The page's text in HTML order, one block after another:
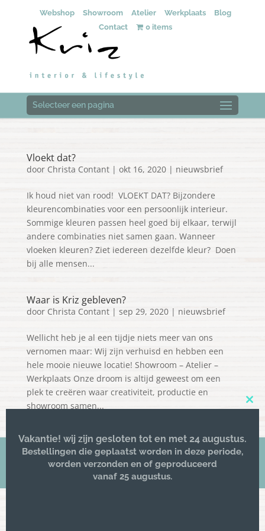
Webshop Showroom Atelier Werkplaats
Blog
Contact
0 items
Selecteer een pagina
Vloekt dat?
door Christa Contant| okt 16, 2020| nieuwsbrief
Ik houd niet van rood! VLOEKT DAT? Bijzondere
kleurencombinaties voor een persoonlijk interieur.
Sommige kleuren passen heel goed bij elkaar, terwijl
andere combinaties niet samen gaan. Wanneer
vloeken kleuren? Ziet iedereen dezelfde kleur? Doen
bij alle mensen...
Waar is Kriz gebleven?
door Christa Contant| sep 29, 2020| nieuwsbrief
Wellicht heb je al een tijdje niets meer van ons
vernomen maar: Wij zijn verhuisd en hebben een
hele mooie nieuwe locatie! Showroom – Atelier –
Werkplaats Onze droom is altijd geweest om een
plek te creëren waar creativiteit, productie en
showroom samen...
Kriz lifestyle | All rights reserved
Vakantie! wij zijn gesloten tot en met 24 augustus.
Bestellingen die geplaatst worden in deze periode,
worden verzonden en of geproduceerd
vanaf 25 augustus.